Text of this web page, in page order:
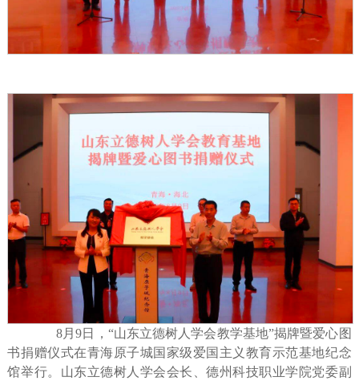
8月9日，“山东立德树人学会教学基地”揭牌暨爱心图
书捐赠仪式在青海原子城国家级爱国主义教育示范基地纪念
馆举行。山东立德树人学会会长、德州科技职业学院党委副